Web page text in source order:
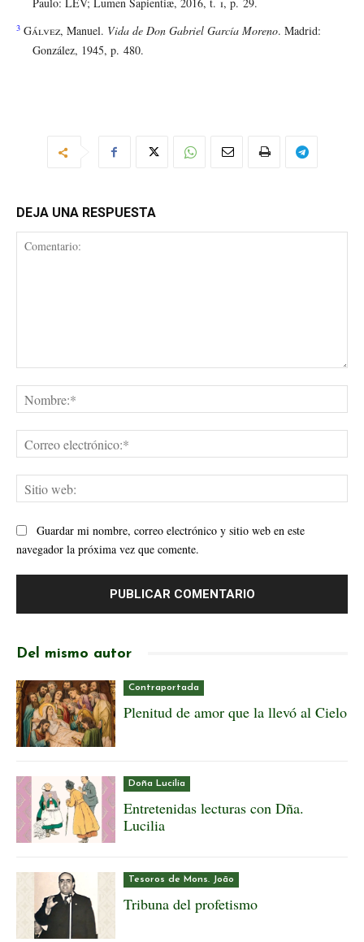
3 Gálvez, Manuel. Vida de Don Gabriel García Moreno. Madrid:
González, 1945, p. 480.
DEJA UNA RESPUESTA
Guardar mi nombre, correo electrónico y sitio web en este
navegador la próxima vez que comente.
Del mismo autor
Contraportada
Plenitud de amor que la llevó al Cielo
Doña Lucilia
Entretenidas lecturas con Dña.
Lucilia
Tesoros de Mons. João
Tribuna del profetismo